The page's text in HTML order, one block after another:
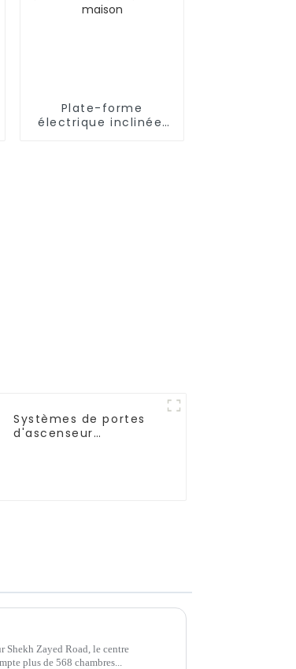
Plate-forme
électrique inclinée,
Systèmes de portes
d'ascenseur
Shekh Zayed Road, le centre
plus de 568 chambres...